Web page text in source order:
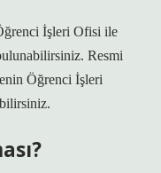
İşleri Ofisi ile
Resmi
Öğrenci İşleri